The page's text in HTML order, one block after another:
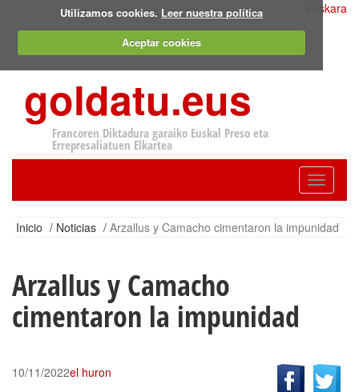
Utilizamos cookies. Leer nuestra política
Aceptar cookies
goldatu.eus
Francoren Diktadura garaiko Euskal Preso eta
Errepresaliatuen Elkartea
Toggle
Euskara
Inicio / Noticias / Arzallus y Camacho cimentaron la impunidad
Arzallus y Camacho
cimentaron la impunidad
10/11/2022el huron